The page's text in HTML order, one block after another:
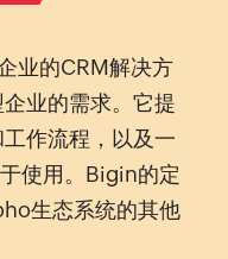
业的CRM解决方
业的需求。它提
作流程，以及一
使用。Bigin的定
生态系统的其他